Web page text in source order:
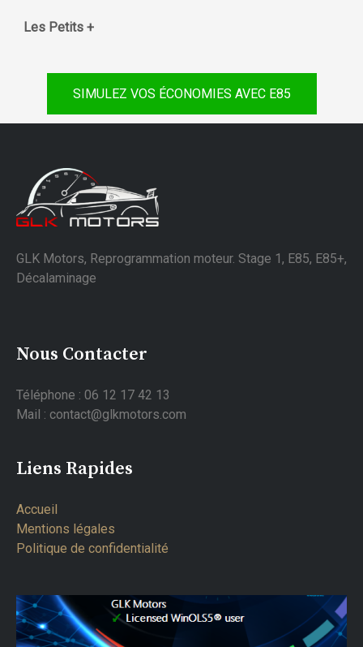
Les Petits +
SIMULEZ VOS ÉCONOMIES AVEC E85
GLK Motors, Reprogrammation moteur. Stage 1, E85, E85+,
Décalaminage
Nous Contacter
Téléphone : 06 12 17 42 13
Mail : contact@glkmotors.com
Liens Rapides
Accueil
Mentions légales
Politique de confidentialité